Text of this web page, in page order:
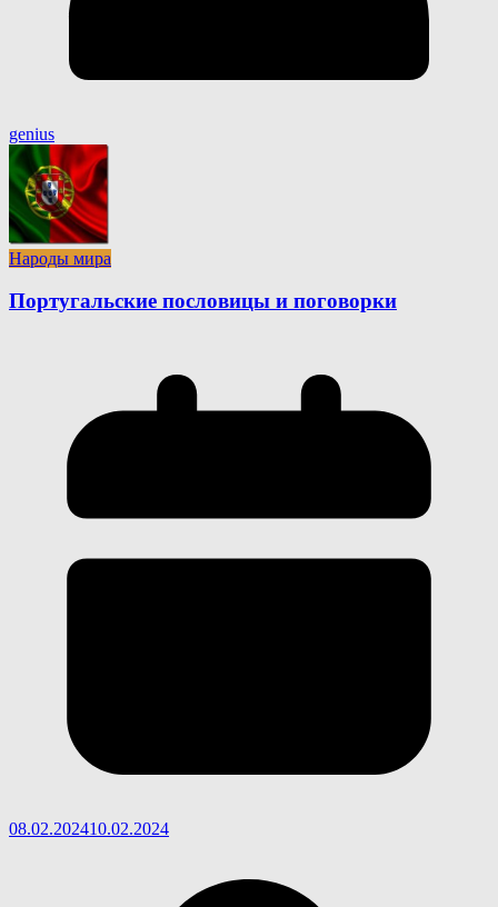
genius
Народы мира
Португальские пословицы и поговорки
08.02.202410.02.2024